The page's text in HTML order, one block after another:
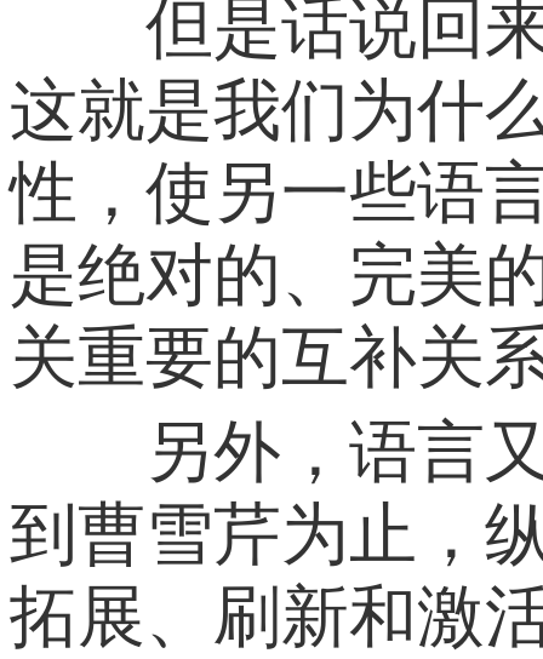
但是话说回来
这就是我们为什
性，使另一些语
是绝对的、完美
关重要的互补关
另外，语言又
到曹雪芹为止，
拓展、刷新和激